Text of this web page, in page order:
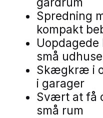
Spredning
kompakt
små udhuse
Skægkræ i
i garager
Svært at få
små rum